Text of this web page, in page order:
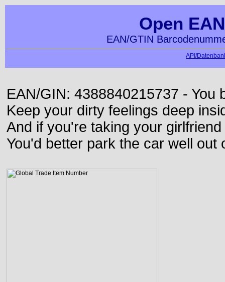
Open
EAN/GTIN
API/
EAN/GIN: 4388840215737 - You
Keep your dirty feelings deep
And if you're taking your
You'd better park the car well out